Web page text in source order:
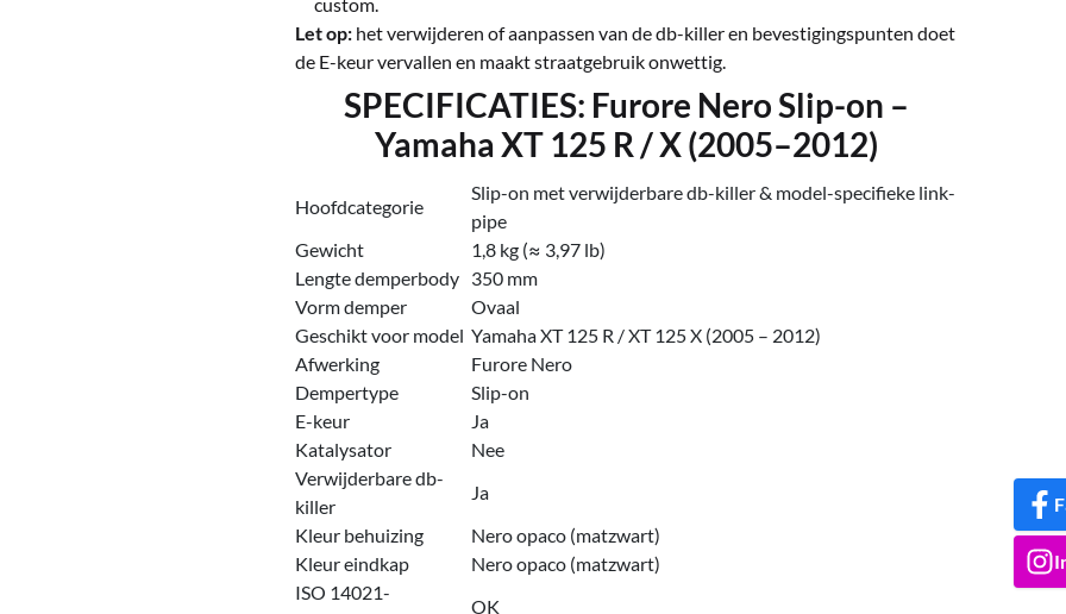
Let op:het verwijderen of aanpassen van de db-killer en bevestigingspunten doet
de E-keur vervallen en maakt straatgebruik onwettig.
SPECIFICATIES: Furore Nero Slip-on –
Yamaha XT 125 R / X (2005–2012)
Hoofdcategorie
Slip-on met verwijderbare db-killer & model-specifieke link-
pipe
Gewicht
1,8 kg (≈ 3,97 lb)
Lengte demperbody
350 mm
Vorm demper
Ovaal
Geschikt voor model Yamaha XT 125 R / XT 125 X (2005 – 2012)
Afwerking
Furore Nero
Dempertype
Slip-on
E-keur
Ja
Katalysator
Nee
Verwijderbare db-
killer
Ja
Kleur behuizing
Nero opaco (matzwart)
Kleur eindkap
Nero opaco (matzwart)
ISO 14021-
OK